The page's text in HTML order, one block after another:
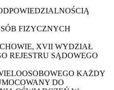
FIZYCZNYCH
XVII WYDZIAŁ
REJESTRU SĄDOWEGO
KAŻDY
DO